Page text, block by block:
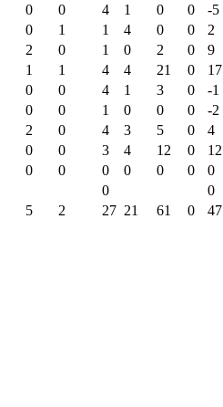
0 0 4 1 0 0
-5
0 1 1 4 0 0
2
2 0 1 0 2 0
9
1 1 4 4 21 0
17
0 0 4 1 3 0
-1
0 0 1 0 0 0
-2
2 0 4 3 5 0
4
0 0 3 4 12 0
12
0 0 0 0 0 0
0
0
0
5 2 27 21 61 0 47